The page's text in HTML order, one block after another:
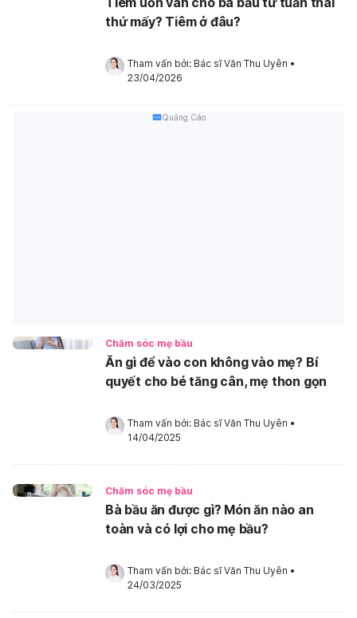
thứ mấy? Tiêm ở đâu?
Tham vấn bởi: Bác sĩ Văn Thu Uyên •
23/04/2026
Quảng Cáo
Chăm sóc mẹ bầu
Ăn gì để vào con không vào mẹ? Bí
quyết cho bé tăng cân, mẹ thon gọn
Tham vấn bởi: Bác sĩ Văn Thu Uyên •
14/04/2025
Chăm sóc mẹ bầu
Bà bầu ăn được gì? Món ăn nào an
toàn và có lợi cho mẹ bầu?
Tham vấn bởi: Bác sĩ Văn Thu Uyên •
24/03/2025